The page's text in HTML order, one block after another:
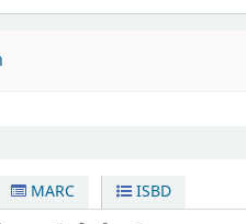
MARC ISBD